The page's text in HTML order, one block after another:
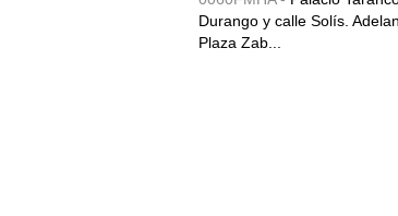
Durango y calle Solís.
Plaza Zab...